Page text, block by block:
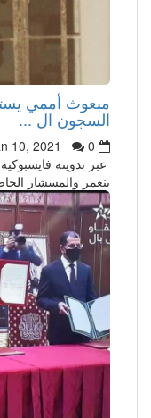
مبعوث أممي
السجون ال ...
Jan 10, 2021
0
عبر تدوينة
بنعمر والمسشار الخاص